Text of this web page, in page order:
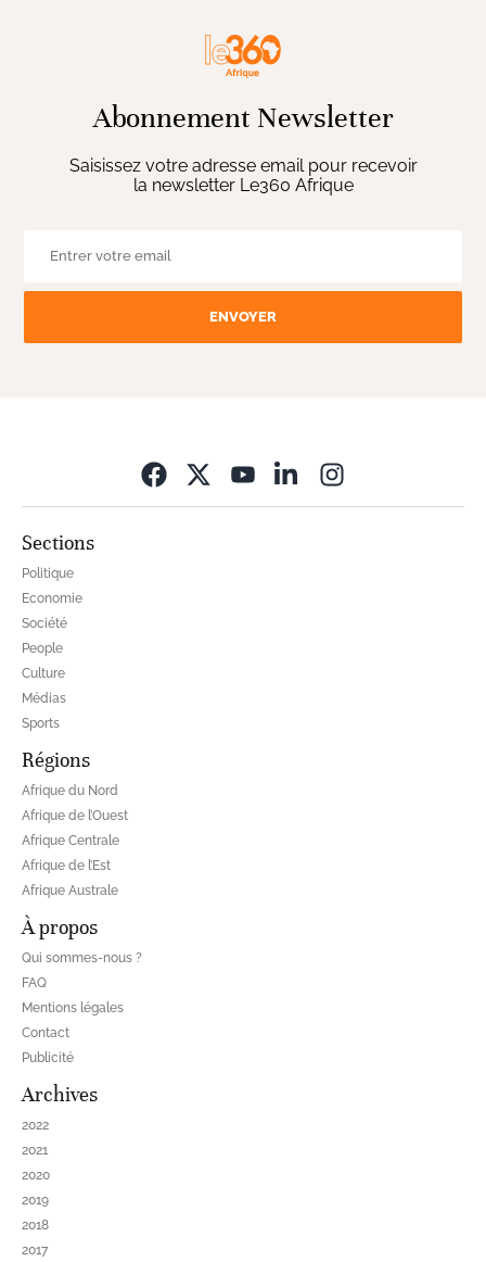
Abonnement Newsletter
Saisissez votre adresse email pour recevoir
la newsletter Le360 Afrique
ENVOYER
Sections
Politique
Economie
Société
People
Culture
Médias
Sports
Régions
Afrique du Nord
Afrique de l’Ouest
Afrique Centrale
Afrique de l’Est
Afrique Australe
À propos
Qui sommes-nous ?
FAQ
Mentions légales
Contact
Publicité
Archives
2022
2021
2020
2019
2018
2017